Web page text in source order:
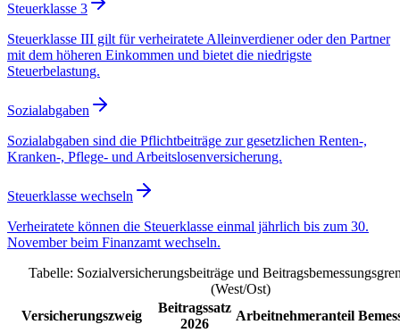
Steuerklasse 3
Steuerklasse III gilt für verheiratete Alleinverdiener oder den Partner
mit dem höheren Einkommen und bietet die niedrigste
Steuerbelastung.
Sozialabgaben
Sozialabgaben sind die Pflichtbeiträge zur gesetzlichen Renten-,
Kranken-, Pflege- und Arbeitslosenversicherung.
Steuerklasse wechseln
Verheiratete können die Steuerklasse einmal jährlich bis zum 30.
November beim Finanzamt wechseln.
Tabelle: Sozialversicherungsbeiträge und
(West/Ost)
Versicherungszweig
Beitragssatz
2026
Arbeitnehmeranteil